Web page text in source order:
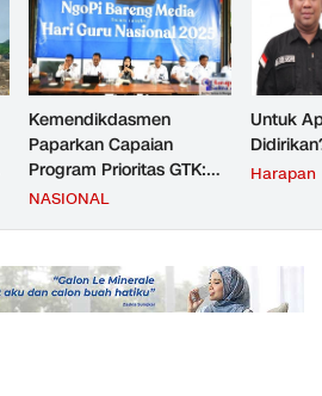
Kemendikdasmen
Paparkan Capaian
Program Prioritas GTK:
Kompetensi Meningkat,
NASIONAL
Untuk
Harapan